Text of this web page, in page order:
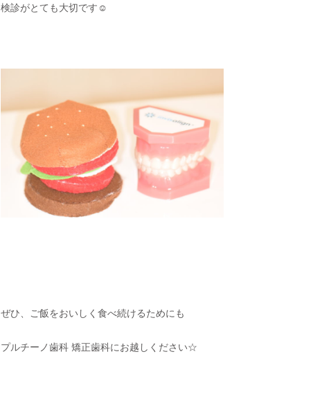
検診がとても大切です☺
ぜひ、ご飯をおいしく食べ続けるためにも
プルチーノ歯科 矯正歯科にお越しください☆